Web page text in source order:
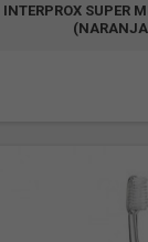
INTERPROX SUPER